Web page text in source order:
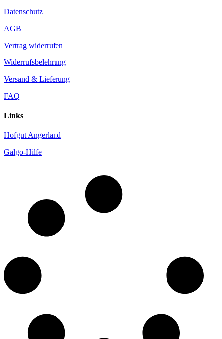
Datenschutz
AGB
Vertrag widerrufen
Widerrufsbelehrung
Versand & Lieferung
FAQ
Links
Hofgut Angerland
Galgo-Hilfe